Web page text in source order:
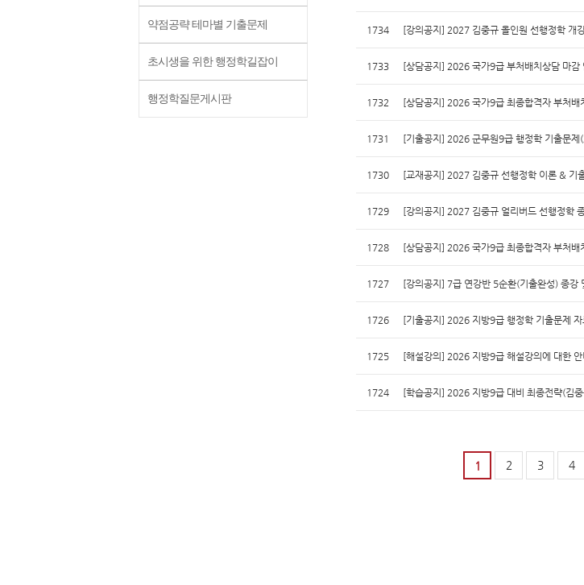
약점공략 테마별 기출문제
초시생을 위한 행정학길잡이
행정학질문게시판
1734 [강의공지] 2027 김중규 올인원 선행정학 개
1733 [상담공지] 2026 국가9급 부처배치상담 마감
1732 [상담공지] 2026 국가9급 최종합격자 부처배
1731 [기출공지] 2026 군무원9급 행정학 기출문
1730 [교재공지] 2027 김중규 선행정학 이론 & 기
1729 [강의공지] 2027 김중규 얼리버드 선행정학
1728 [상담공지] 2026 국가9급 최종합격자 부처배
1727 [강의공지] 7급 연강반 5순환(기출완성) 종
1726 [기출공지] 2026 지방9급 행정학 기출문제
1725 [해설강의] 2026 지방9급 해설강의에 대한
1724 [학습공지] 2026 지방9급 대비 최종전략(김
1 2 3 4